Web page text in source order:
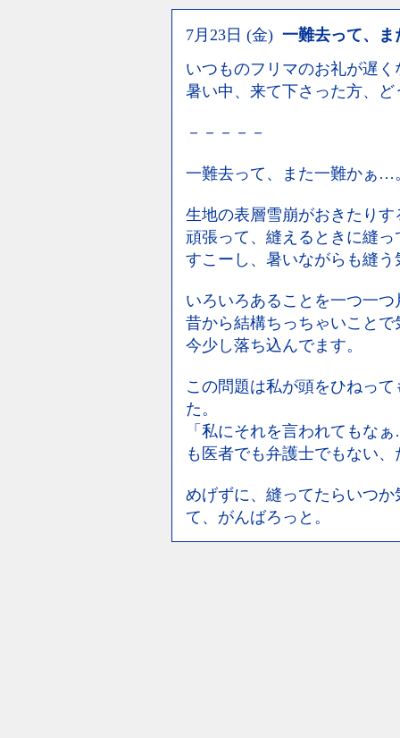
7月23日 (金) 一難去って、
いつものフリマのお礼が遅
暑い中、来て下さった方、
－－－－－
一難去って、また一難かぁ…
生地の表層雪崩がおきたりす
頑張って、縫えるときに縫っ
すこーし、暑いながらも縫
いろいろあることを一つ一
昔から結構ちっちゃいこと
今少し落ち込んでます。
この問題は私が頭をひねっ
た。
「私にそれを言われてもな
も医者でも弁護士でもない
めげずに、縫ってたらいつ
て、がんばろっと。